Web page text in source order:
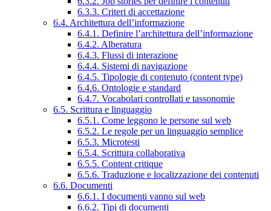
6.3.3. Criteri di accettazione
6.4. Architettura dell’informazione
6.4.1. Definire l’architettura dell’informazione
6.4.2. Alberatura
6.4.3. Flussi di interazione
6.4.4. Sistemi di navigazione
6.4.5. Tipologie di contenuto (content type)
6.4.6. Ontologie e standard
6.4.7. Vocabolari controllati e tassonomie
6.5. Scrittura e linguaggio
6.5.1. Come leggono le persone sul web
6.5.2. Le regole per un linguaggio semplice
6.5.3. Microtesti
6.5.4. Scrittura collaborativa
6.5.5. Content critique
6.5.6. Traduzione e localizzazione dei contenuti
6.6. Documenti
6.6.1. I documenti vanno sul web
6.6.2. Tipi di documenti